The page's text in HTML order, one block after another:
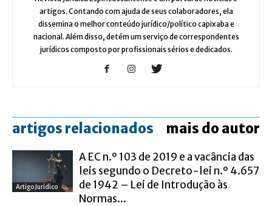
artigos. Contando com ajuda de seus colaboradores, ela
dissemina o melhor conteúdo jurídico/político capixaba e
nacional. Além disso, detém um serviço de correspondentes
jurídicos composto por profissionais sérios e dedicados.
artigos relacionados mais do autor
Artigo Jurídico
A EC n.º 103 de 2019 e a vacância das
leis segundo o Decreto-lei n.º 4.657
de 1942 – Lei de Introdução às
Normas...